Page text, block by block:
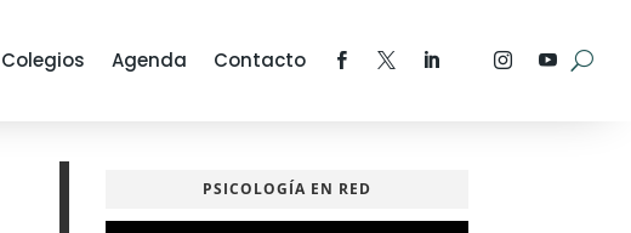
Colegios Agenda Contacto
PSICOLOGÍA EN RED